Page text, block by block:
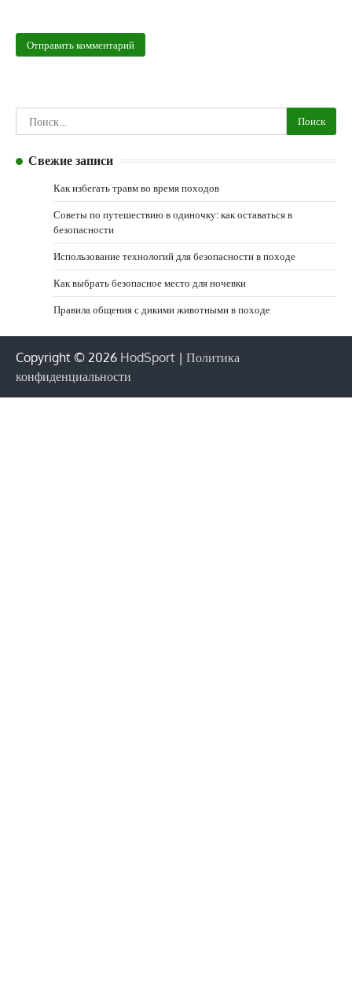
Найти:
Свежие записи
Как избегать травм во время походов
Советы по путешествию в одиночку: как оставаться в
безопасности
Использование технологий для безопасности в походе
Как выбрать безопасное место для ночевки
Правила общения с дикими животными в походе
Copyright © 2026 HodSport | Политика
конфиденциальности